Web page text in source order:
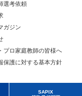
選考依頼
ガジン
プロ家庭教師の皆様へ
保護に対する基本方針